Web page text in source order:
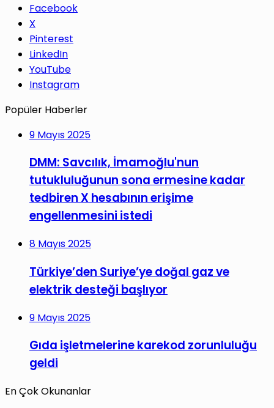
Facebook
X
Pinterest
LinkedIn
YouTube
Instagram
Popüler Haberler
9 Mayıs 2025
DMM: Savcılık, İmamoğlu'nun
tutukluluğunun sona ermesine kadar
tedbiren X hesabının erişime
engellenmesini istedi
8 Mayıs 2025
Türkiye’den Suriye’ye doğal gaz ve
elektrik desteği başlıyor
9 Mayıs 2025
Gıda işletmelerine karekod zorunluluğu
geldi
En Çok Okunanlar